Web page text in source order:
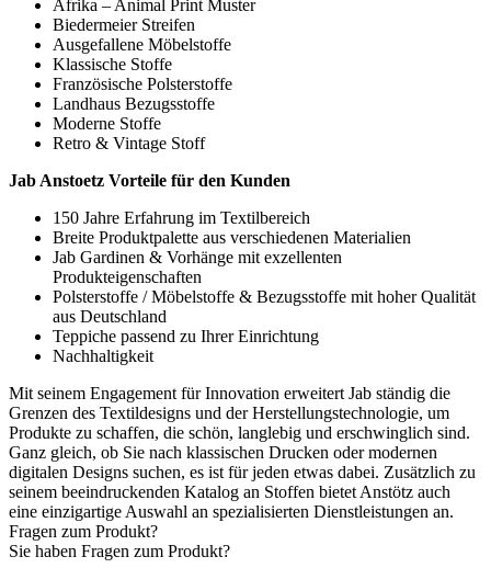
Afrika – Animal Print Muster
Biedermeier Streifen
Ausgefallene Möbelstoffe
Klassische Stoffe
Französische Polsterstoffe
Landhaus Bezugsstoffe
Moderne Stoffe
Retro & Vintage Stoff
Jab Anstoetz Vorteile für den Kunden
150 Jahre Erfahrung im Textilbereich
Breite Produktpalette aus verschiedenen Materialien
Jab Gardinen & Vorhänge mit exzellenten
Produkteigenschaften
Polsterstoffe / Möbelstoffe & Bezugsstoffe mit hoher Qualität
aus Deutschland
Teppiche passend zu Ihrer Einrichtung
Nachhaltigkeit
Mit seinem Engagement für Innovation erweitert Jab ständig die
Grenzen des Textildesigns und der Herstellungstechnologie, um
Produkte zu schaffen, die schön, langlebig und erschwinglich sind.
Ganz gleich, ob Sie nach klassischen Drucken oder modernen
digitalen Designs suchen, es ist für jeden etwas dabei. Zusätzlich zu
seinem beeindruckenden Katalog an Stoffen bietet Anstötz auch
eine einzigartige Auswahl an spezialisierten Dienstleistungen an.
Fragen zum Produkt?
Sie haben Fragen zum Produkt?